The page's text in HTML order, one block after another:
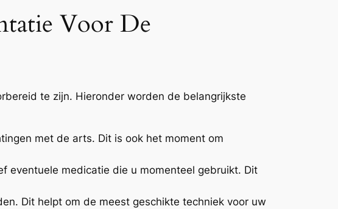
Voor De
te zijn. Hieronder worden de belangrijkste
met de arts. Dit is ook het moment om
eventuele medicatie die u momenteel gebruikt. Dit
Dit helpt om de meest geschikte techniek voor uw